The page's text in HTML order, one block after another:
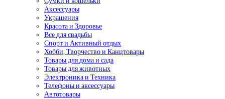
Аксессуары
Украшения
Красота и Здоровье
Все для свадьбы
Спорт и Активный отдых
Хобби, Творчество и Канцтовары
Товары для дома и сада
Товары для животных
Электроника и Техника
Телефоны и аксессуары
Автотовары